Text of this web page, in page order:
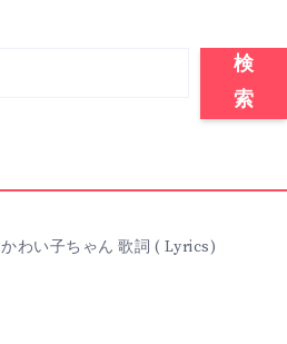
検
索
わい子ちゃん 歌詞 ( Lyrics)